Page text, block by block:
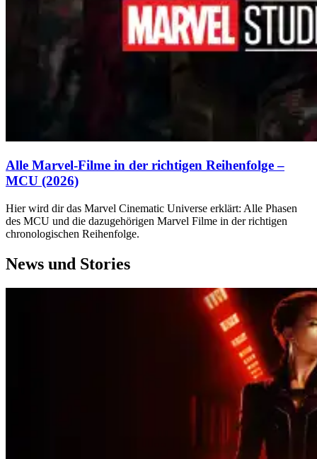
Alle Marvel-Filme in der richtigen Reihenfolge –
MCU (2026)
Hier wird dir das Marvel Cinematic Universe erklärt: Alle Phasen
des MCU und die dazugehörigen Marvel Filme in der richtigen
chronologischen Reihenfolge.
News und Stories